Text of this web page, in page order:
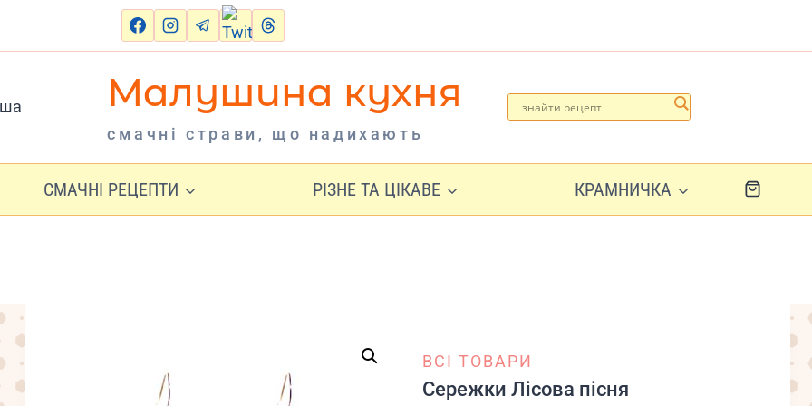
Малушина кухня
cмачні страви, що надихають
СМАЧНІ РЕЦЕПТИ РІЗНЕ ТА ЦІКАВЕ КРАМНИЧКА
ВСІ ТОВАРИ
Сережки Лісова пісня